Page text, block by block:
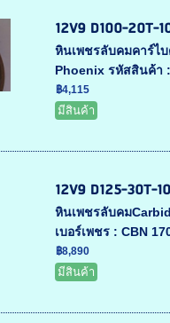
12V9 D100-20T-
หินเพชรลับคมคาร์ไบ
Phoenix รหัสสินค้า :
฿4,115
มีสินค้า
12V9 D125-30T-
หินเพชรลับคม
เบอร์เพชร : CBN
฿8,890
มีสินค้า